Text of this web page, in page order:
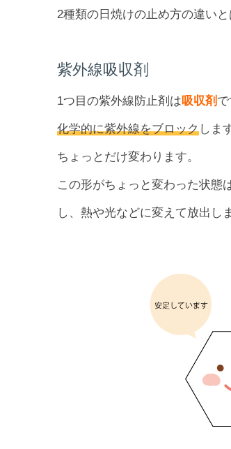
2種類の日焼けの止め方の違いと
紫外線吸収剤
1つ目の紫外線防止剤は吸収剤 で
化学的に紫外線をブロックしま
ちょっとだけ変わります。
この形がちょっと変わった状態
し、熱や光などに変えて放出し